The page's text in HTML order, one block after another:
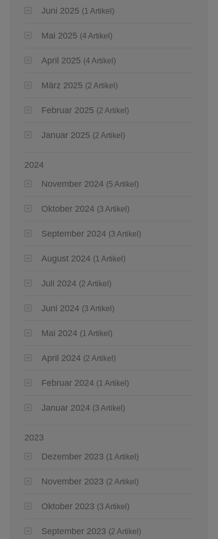
Juni 2025 (1 Artikel)
Mai 2025 (4 Artikel)
April 2025 (4 Artikel)
März 2025 (2 Artikel)
Februar 2025 (2 Artikel)
Januar 2025 (2 Artikel)
2024
November 2024 (5 Artikel)
Oktober 2024 (3 Artikel)
September 2024 (3 Artikel)
August 2024 (1 Artikel)
Juli 2024 (2 Artikel)
Juni 2024 (3 Artikel)
Mai 2024 (1 Artikel)
April 2024 (2 Artikel)
Februar 2024 (1 Artikel)
Januar 2024 (3 Artikel)
2023
Dezember 2023 (1 Artikel)
November 2023 (2 Artikel)
Oktober 2023 (3 Artikel)
September 2023 (2 Artikel)